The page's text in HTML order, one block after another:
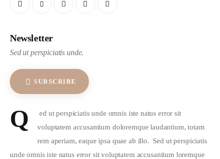
Newsletter
Sed ut perspiciatis unde.
SUBSCRIBE
Q
ed ut perspiciatis unde omnis iste natus error sit
voluptatem accusantium doloremque laudantium, totam
rem aperiam, eaque ipsa quae ab illo.  Sed ut perspiciatis
unde omnis iste natus error sit voluptatem accusantium loremque